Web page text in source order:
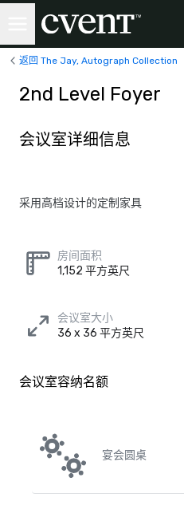
返回 The Jay, Autograph Collection
2nd Level Foyer
会议室详细信息
采用高档设计的定制家具
房间面积
1,152 平方英尺
会议室大小
36 x 36 平方英尺
会议室容纳名额
宴会圆桌